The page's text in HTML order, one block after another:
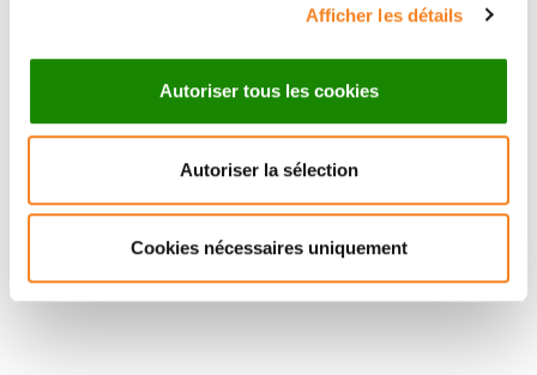
Afficher les détails
Autoriser tous les cookies
Autoriser la sélection
Cookies nécessaires uniquement